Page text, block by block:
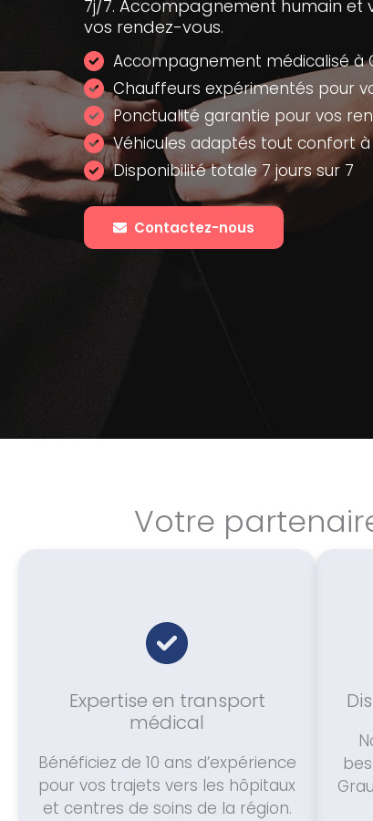
7j/7. Accompagnement humain et
vos rendez-vous.
Accompagnement médicalisé à
Chauffeurs expérimentés pour
Ponctualité garantie pour vos
Véhicules adaptés tout confort
Disponibilité totale 7 jours sur 7
Contactez-nous
Votre
Expertise en transport
médical
Bénéficiez de 10 ans d’expérience
pour vos trajets vers les hôpitaux
et centres de soins de la région.